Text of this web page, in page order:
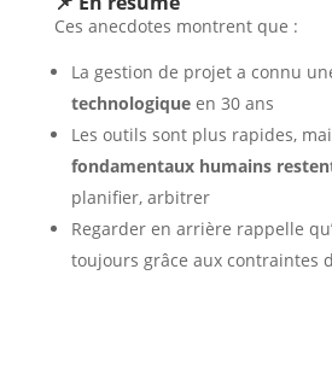
Ces anecdotes montrent que :
La gestion de projet a connu
technologiqueen 30 ans
Les outils sont plus rapides,
fondamentaux humains
planifier, arbitrer
Regarder en arrière rappelle
toujours grâce aux contraintes